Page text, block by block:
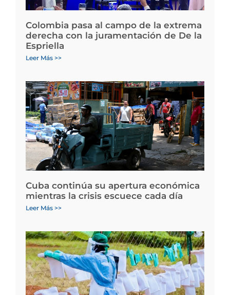
Colombia pasa al campo de la extrema
derecha con la juramentación de De la
Espriella
Leer Más >>
Cuba continúa su apertura económica
mientras la crisis escuece cada día
Leer Más >>